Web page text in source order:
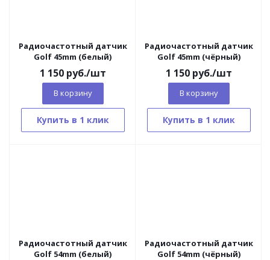
Радиочастотный датчик
Golf 45mm (белый)
1 150руб./шт
В корзину
Купить в 1 клик
Радиочастотный датчик
Golf 45mm (чёрный)
1 150руб./шт
В корзину
Купить в 1 клик
Радиочастотный датчик
Golf 54mm (белый)
Радиочастотный датчик
Golf 54mm (чёрный)